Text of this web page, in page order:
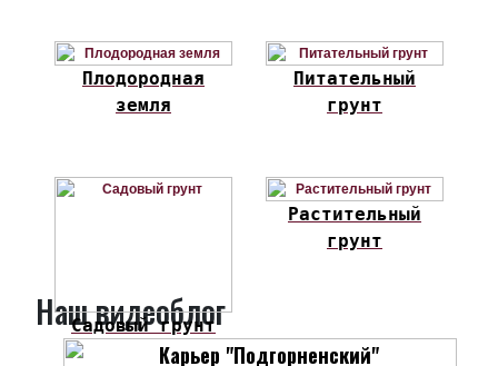
Плодородная
земля
Питательный
грунт
Садовый грунт
Растительный
грунт
Наш видеоблог